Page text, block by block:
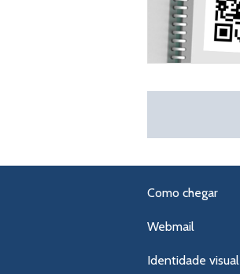
Como chegar
Webmail
Identidade visual